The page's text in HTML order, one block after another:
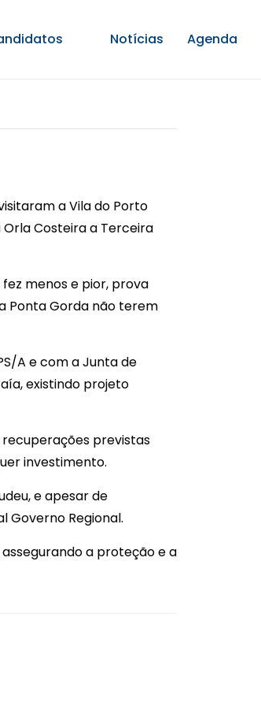
Notícias Agenda
a Vila do Porto
Costeira a Terceira
fez menos e pior, prova
Ponta Gorda não terem
A e com a Junta de
existindo projeto
previstas
investimento.
e apesar de
Governo Regional.
a proteção e a